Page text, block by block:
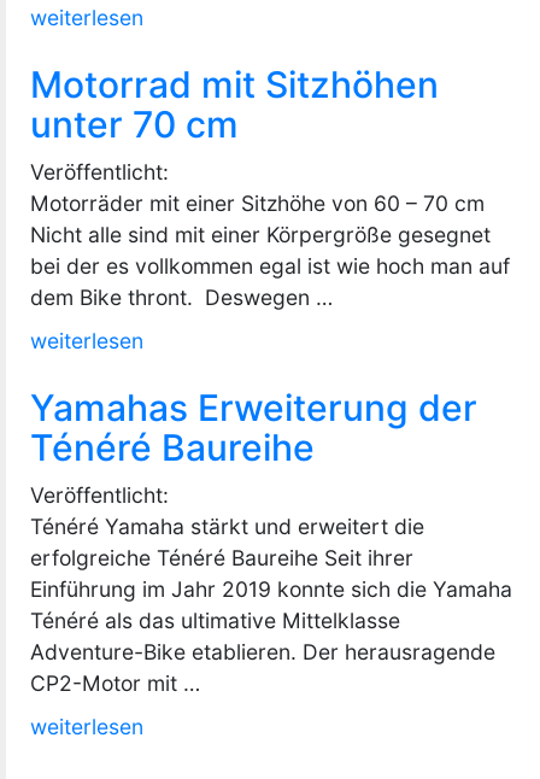
„Motorräder
deren
Sitzhöhe“
weiterlesen
Motorrad mit Sitzhöhen
unter 70 cm
Veröffentlicht:
Motorräder mit einer Sitzhöhe von 60 – 70 cm
Nicht alle sind mit einer Körpergröße gesegnet
bei der es vollkommen egal ist wie hoch man auf
dem Bike thront. Deswegen …
„Motorrad
Sitzhöhen
unter
70
cm“
weiterlesen
Yamahas Erweiterung der
Ténéré Baureihe
Veröffentlicht:
Ténéré Yamaha stärkt und erweitert die
erfolgreiche Ténéré Baureihe Seit ihrer
Einführung im Jahr 2019 konnte sich die Yamaha
Ténéré als das ultimative Mittelklasse
Adventure-Bike etablieren. Der herausragende
CP2-Motor mit …
„Yamahas
weiterlesen